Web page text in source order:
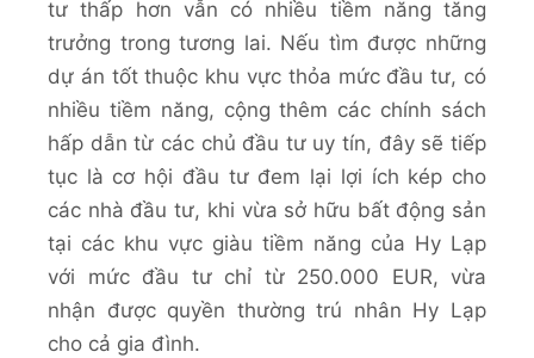
tư thấp hơn vẫn có nhiều tiềm năng tăng
trưởng trong tương lai. Nếu tìm được những
dự án tốt thuộc khu vực thỏa mức đầu tư, có
nhiều tiềm năng, cộng thêm các chính sách
hấp dẫn từ các chủ đầu tư uy tín, đây sẽ tiếp
tục là cơ hội đầu tư đem lại lợi ích kép cho
các nhà đầu tư, khi vừa sở hữu bất động sản
tại các khu vực giàu tiềm năng của Hy Lạp
với mức đầu tư chỉ từ 250.000 EUR, vừa
nhận được quyền thường trú nhân Hy Lạp
cho cả gia đình.